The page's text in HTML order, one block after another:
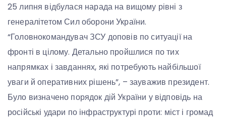
25 липня відбулася нарада на вищому рівні з
генералітетом Сил оборони України.
“Головнокомандувач ЗСУ доповів по ситуації на
фронті в цілому. Детально пройшлися по тих
напрямках і завданнях, які потребують найбільшої
уваги й оперативних рішень”, – зауважив президент.
Було визначено порядок дій України у відповідь на
російські удари по інфраструктурі проти: міст і громад